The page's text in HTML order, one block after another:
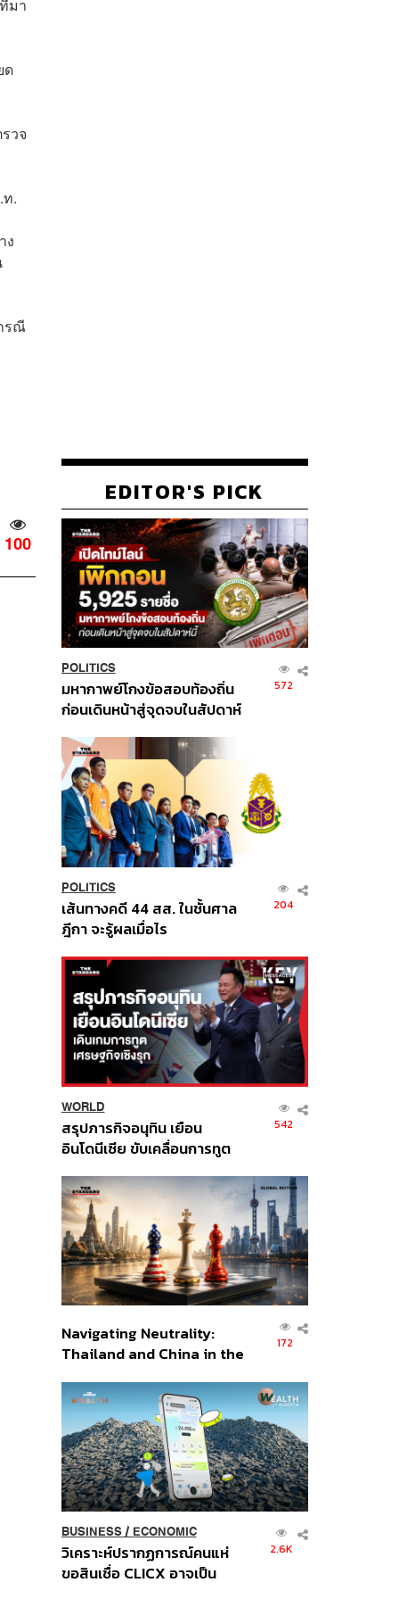
มา
ด
วจ
.
ง
รณี
100
EDITOR'S PICK
POLITICS
มหากาพย์โกงข้อสอบท้องถิ่น
ก่อนเดินหน้าสู่จุดจบในสัปดาห์
572
POLITICS
เส้นทางคดี 44 สส. ในชั้นศาล
ฎีกา จะรู้ผลเมื่อไร
204
WORLD
สรุปภารกิจอนุทิน เยือน
อินโดนีเซีย ขับเคลื่อนการทูต
ส่วนยุทธศาสตร์ไทย –
อินโดนีเซีย
542
Navigating Neutrality:
Thailand and China in the
Order
172
BUSINESS/ ECONOMIC
วิเคราะห์ปรากฏการณ์คนแห่
ขอสินเชื่อ CLICX อาจเป็น
2.6K